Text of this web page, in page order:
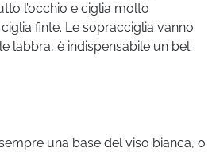
l’occhio e ciglia molto
finte. Le sopracciglia vanno
labbra, è indispensabile un bel
una base del viso bianca, o